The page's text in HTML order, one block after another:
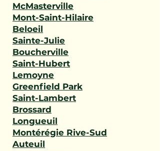
McMasterville
Mont-Saint-Hilaire
Beloeil
Sainte-Julie
Boucherville
Saint-Hubert
Lemoyne
Greenfield Park
Saint-Lambert
Brossard
Longueuil
Montérégie Rive-Sud
Auteuil